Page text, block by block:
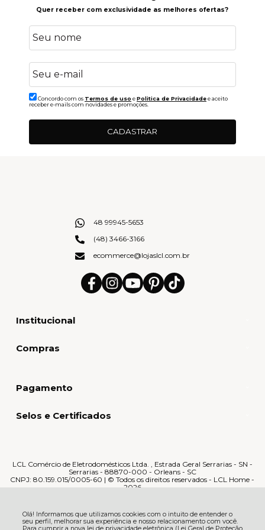
Olá! Informamos que utilizamos cookies com o intuito de entender o
seu perfil, melhorar sua experiência e nosso relacionamento com você.
Quer receber com exclusividade as melhores ofertas?
Concordo com os Termos de uso ePolitica de Privacidadee aceito
receber e-mails com novidades e promoções.
CADASTRAR
Institucional
Compras
48 99945-5653
(48) 3466-3166
ecommerce@lojaslcl.com.br
Pagamento
Selos e Certificados
LCL Comércio de Eletrodomésticos Ltda. , Estrada Geral Serrarias - SN -
Serrarias - 88870-000 - Orleans - SC
CNPJ: 80.159.015/0005-60 | © Todos os direitos reservados - LCL Home -
2026